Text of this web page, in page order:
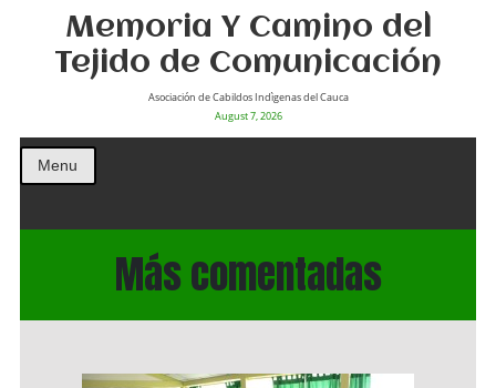
Memoria Y Camino del
Tejido de Comunicación
Asociación de Cabildos Indìgenas del Cauca
August 7, 2026
Menu
Más comentadas